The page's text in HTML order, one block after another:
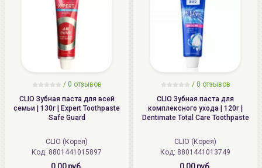
/ 0 отзывов
CLIO Зубная паста для всей
семьи | 130г | Expert Toothpaste
Safe Guard
CLIO (Корея)
Код: 8801441015897
0.00 руб.
/ 0 отзывов
CLIO Зубная паста для
комплексного ухода | 120г |
Dentimate Total Care Toothpaste
CLIO (Корея)
Код: 8801441013749
0.00 руб.